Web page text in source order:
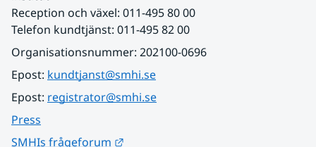
Reception och växel: 011-495 80 00
Telefon kundtjänst: 011-495 82 00
Organisationsnummer: 202100-0696
Epost: kundtjanst@smhi.se
Epost: registrator@smhi.se
Press
SMHIs frågeforum